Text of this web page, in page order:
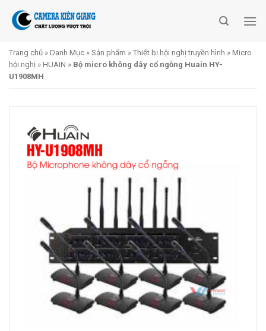
Trang chủ » Danh Mục » Sản phẩm » Thiết bị hội nghị truyền hình » Micro
hội nghị » HUAIN » Bộ micro không dây cổ ngỗng Huain HY-
U1908MH